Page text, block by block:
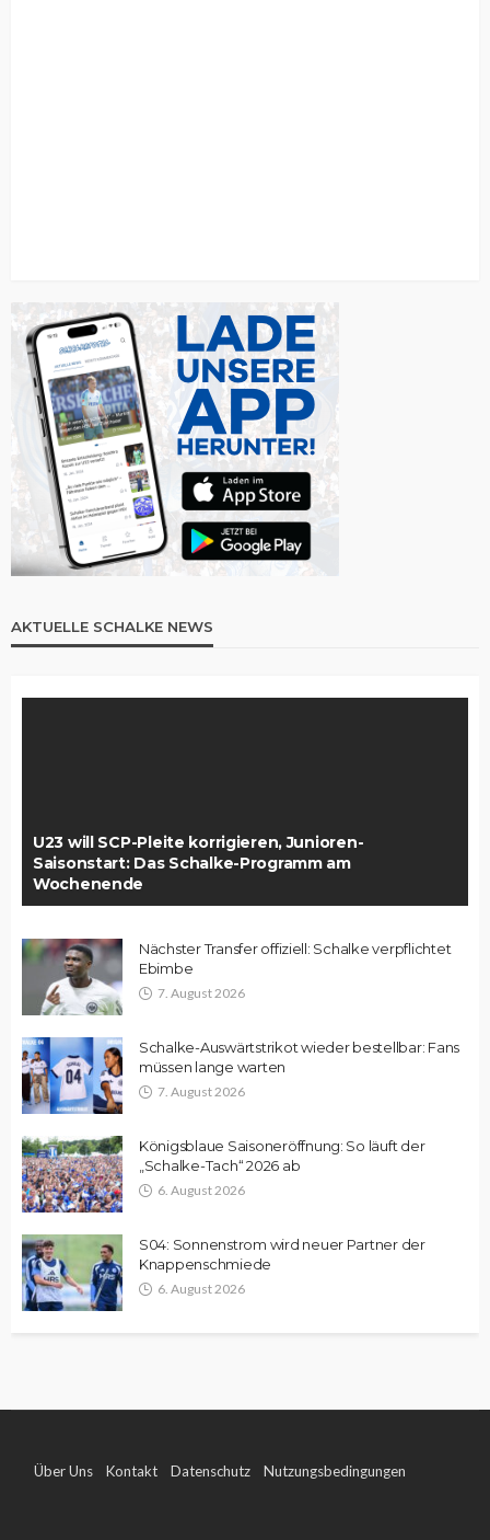
AKTUELLE SCHALKE NEWS
U23 will SCP-Pleite korrigieren, Junioren-
Saisonstart: Das Schalke-Programm am
Wochenende
Nächster Transfer offiziell: Schalke verpflichtet
Ebimbe
7. August 2026
Schalke-Auswärtstrikot wieder bestellbar: Fans
müssen lange warten
7. August 2026
Königsblaue Saisoneröffnung: So läuft der
„Schalke-Tach“ 2026 ab
6. August 2026
S04: Sonnenstrom wird neuer Partner der
Knappenschmiede
6. August 2026
Über Uns Kontakt Datenschutz Nutzungsbedingungen